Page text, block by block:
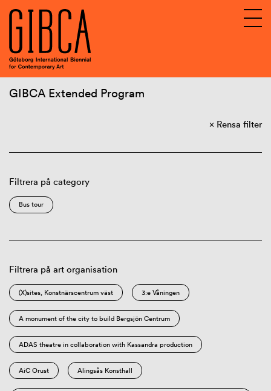
Extended program
GIBCA Extended Program
Rensa filter
Filtrera på category
Bus tour
Filtrera på art organisation
(X)sites, Konstnärscentrum väst 3:e Våningen
A monument of the city to build Bergsjön Centrum
ADAS theatre in collaboration with Kassandra production
AiC Orust Alingsås Konsthall